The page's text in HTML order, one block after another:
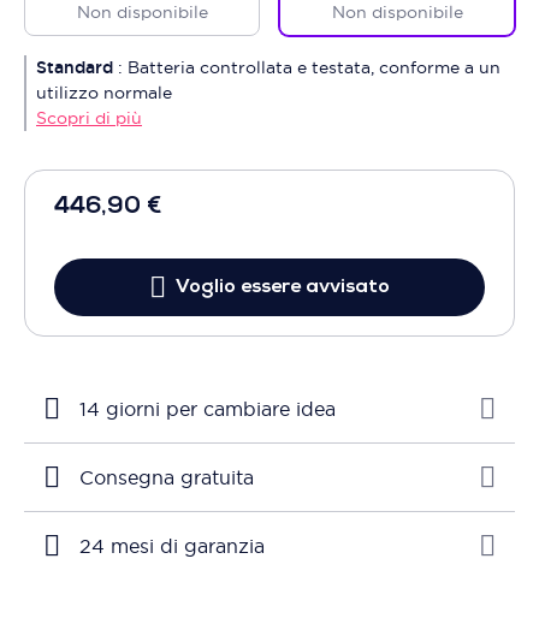
446,90 €
Voglio essere avvisato
Non disponibile Non disponibile
Standard : Batteria controllata e testata, conforme a un
utilizzo normale
Scopri di più
14 giorni per cambiare idea
Consegna gratuita
24 mesi di garanzia